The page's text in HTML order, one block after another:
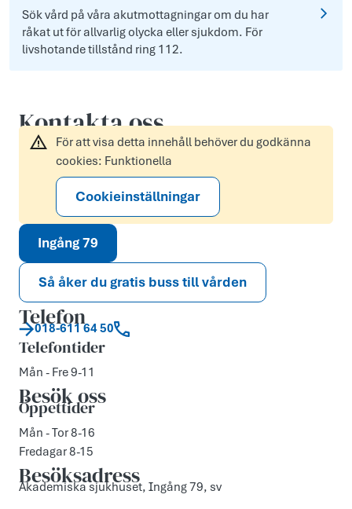
Sök vård på våra akutmottagningar om du har
råkat ut för allvarlig olycka eller sjukdom. För
livshotande tillstånd ring 112.
Kontakta oss
För att visa detta innehåll behöver du godkänna
cookies: Funktionella
Cookieinställningar
Ingång 79
Så åker du gratis buss till vården
Telefon
018-611 64 50
Telefontider
Mån - Fre 9-11
Besök oss
Öppettider
Mån - Tor 8-16
Fredagar 8-15
Besöksadress
Akademiska sjukhuset, Ingång 79, sv